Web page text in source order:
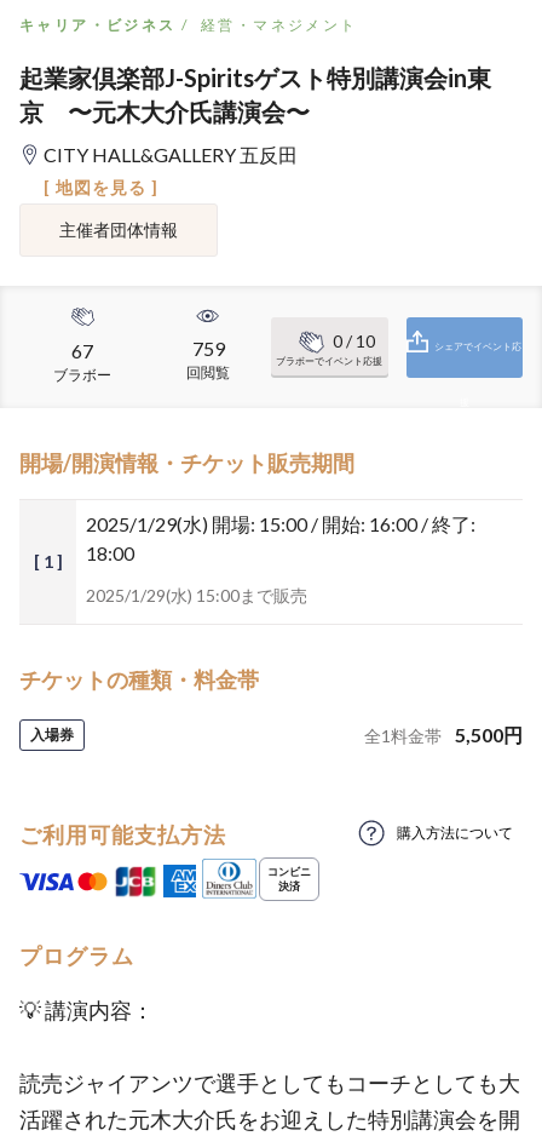
キャリア・ビジネス 経営・マネジメント
起業家倶楽部J-Spiritsゲスト特別講演会in東
京 〜元木大介氏講演会〜
CITY HALL&GALLERY 五反田
[ 地図を見る ]
主催者団体情報
67
ブラボー
759
回閲覧
0/ 10
ブラボーでイベント応援
シェアでイベント応
開場/開演情報・チケット販売期間
[ 1 ]
2025/1/29(水) 開場: 15:00 / 開始: 16:00 / 終了:
18:00
2025/1/29(水) 15:00まで販売
チケットの種類・料金帯
入場券 全1料金帯 5,500円
ご利用可能支払方法 購入方法について
プログラム
💡 講演内容：
読売ジャイアンツで選手としてもコーチとしても大
活躍された元木大介氏をお迎えした特別講演会を開